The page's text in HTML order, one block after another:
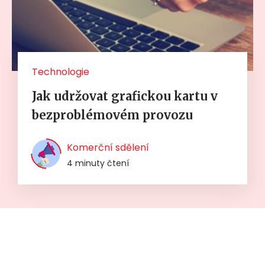
Technologie
Jak udržovat grafickou kartu v
bezproblémovém provozu
Komerční sdělení
4 minuty čtení